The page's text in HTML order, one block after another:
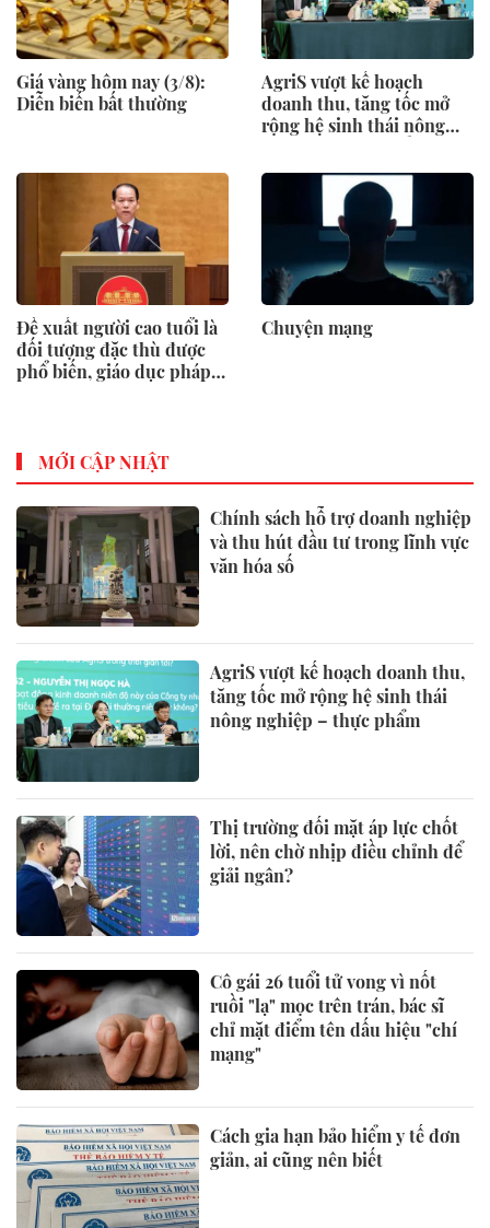
Giá vàng hôm nay (3/8):
Diễn biến bất thường
AgriS vượt kế hoạch
doanh thu, tăng tốc mở
rộng hệ sinh thái nông
Đề xuất người cao tuổi là
đối tượng đặc thù được
phổ biến, giáo dục pháp
Chuyện mạng
MỚI CẬP NHẬT
Chính sách hỗ trợ doanh nghiệp
và thu hút đầu tư trong lĩnh vực
văn hóa số
AgriS vượt kế hoạch doanh thu,
tăng tốc mở rộng hệ sinh thái
nông nghiệp – thực phẩm
Thị trường đối mặt áp lực chốt
lời, nên chờ nhịp điều chỉnh để
giải ngân?
Cô gái 26 tuổi tử vong vì nốt
ruồi "lạ" mọc trên trán, bác sĩ
chỉ mặt điểm tên dấu hiệu "chí
mạng"
Cách gia hạn bảo hiểm y tế đơn
giản, ai cũng nên biết